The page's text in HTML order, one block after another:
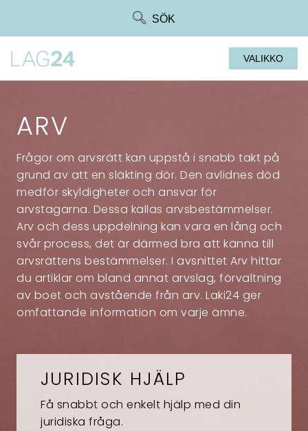
SÖK
VALIKKO
ARV
Frågor om arvsrätt kan uppstå i snabb takt på
grund av att en släkting dör. Den avlidnes död
medför skyldigheter och ansvar för
arvstagarna. Dessa kallas arvsbestämmelser.
Arv och dess uppdelning kan vara en lång och
svår process, det är därmed bra att känna till
arvsrättens bestämmelser. I avsnittet Arv hittar
du artiklar om bland annat arvslag, förvaltning
av boet och avstående från arv. Laki24 ger
omfattande information om varje ämne.
JURIDISK HJÄLP
Få snabbt och enkelt hjälp med din
juridiska fråga.